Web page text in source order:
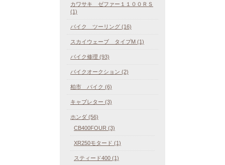
カワサキ ゼファー１１００ＲＳ
(1)
バイク ツーリング (16)
スカイウェーブ タイプM (1)
バイク修理 (93)
バイクオークション (2)
柏市 バイク (6)
キャブレター (3)
ホンダ (56)
CB400FOUR (3)
XR250モタード (1)
スティード400 (1)